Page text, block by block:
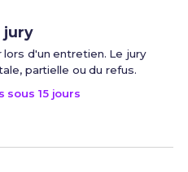
jury
d'un entretien. Le jury
partielle ou du refus.
sous 15 jours